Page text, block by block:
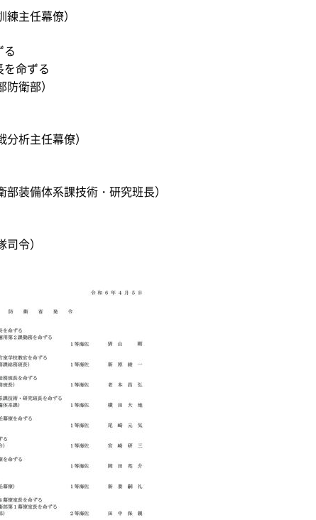
主任幕僚）
命ずる
衛部）
析主任幕僚）
装備体系課技術・研究班長）
令）